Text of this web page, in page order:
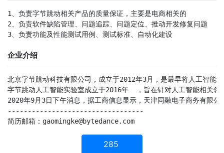
1、负责字节跳动相关产品的质量保证，主要是电商相关的
2、负责软件缺陷管理、问题追踪、问题定位、推动开发修复问题
3、负责功能及性能测试用例、测试标准、自动化建设
企业介绍
北京字节跳动科技有限公司，成立于2012年3月，是最早将人工智
字节跳动人工智能实验室成立于2016年  ，旨在针对人工智能相关
2020年9月3日下午消息，据工商信息显示，天津同融电子商务有限
----------------------------------
简历邮箱：gaomingke@bytedance.com
285